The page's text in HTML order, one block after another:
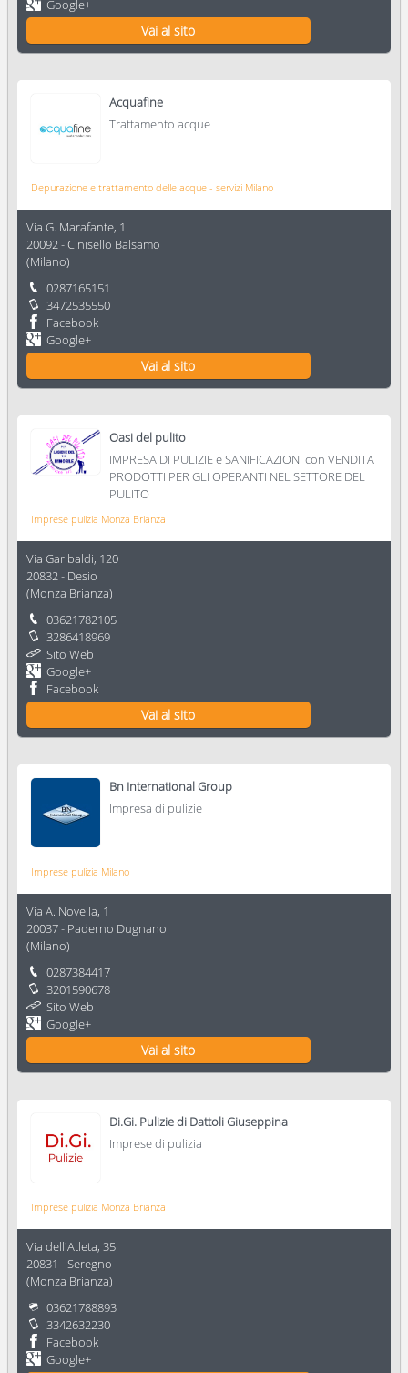
Google+
Vai al sito
Acquafine
Trattamento acque
Depurazione e trattamento delle acque - servizi Milano
Via G. Marafante, 1
20092-Cinisello Balsamo
(Milano)
0287165151
3472535550
Facebook
Google+
Vai al sito
Oasi del pulito
IMPRESA DI PULIZIE e SANIFICAZIONI con VENDITA
PRODOTTI PER GLI OPERANTI NEL SETTORE DEL
PULITO
Imprese pulizia Monza Brianza
Via Garibaldi, 120
20832- Desio
(Monza Brianza)
03621782105
3286418969
Sito Web
Google+
Facebook
Vai al sito
Bn International Group
Impresa di pulizie
Imprese pulizia Milano
Via A. Novella, 1
20037- Paderno Dugnano
(Milano)
0287384417
3201590678
Sito Web
Google+
Vai al sito
Di.Gi. Pulizie di Dattoli Giuseppina
Imprese di pulizia
Imprese pulizia Monza Brianza
Via dell'Atleta, 35
20831 -Seregno
(Monza Brianza)
03621788893
3342632230
Facebook
Google+